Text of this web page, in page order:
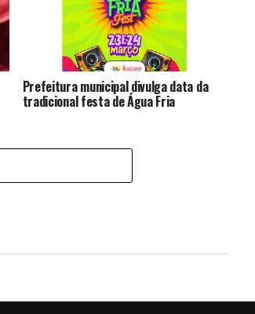
Prefeitura municipal divulga data da
tradicional festa de Água Fria